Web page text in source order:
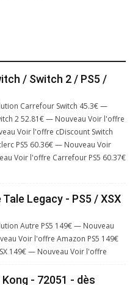
/ Switch 2 / PS5 /
Carrefour Switch 45.3€ —
2 52.81€ — Nouveau Voir l'offre
Voir l'offre cDiscount Switch
PS5 60.36€ — Nouveau Voir
Voir l'offre Carrefour PS5 60.37€
Legacy - PS5 / XSX
Autre PS5 149€ — Nouveau
Voir l'offre Amazon PS5 149€
149€ — Nouveau Voir l'offre
- 72051 - dès